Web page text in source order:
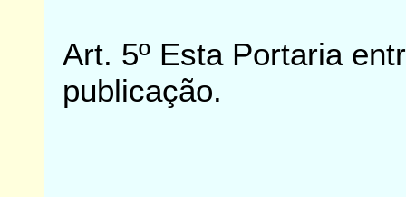
Art. 5º Esta Portaria
publicação.